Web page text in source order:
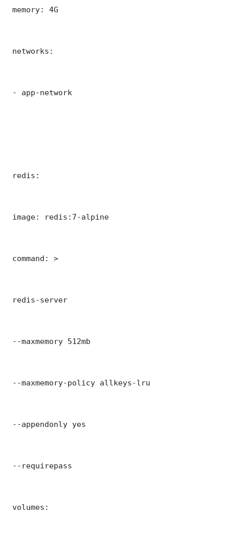
memory: 4G
networks:
- app-network
redis:
image: redis:7-alpine
command: >
redis-server
--maxmemory 512mb
--maxmemory-policy allkeys-lru
--appendonly yes
--requirepass
volumes: